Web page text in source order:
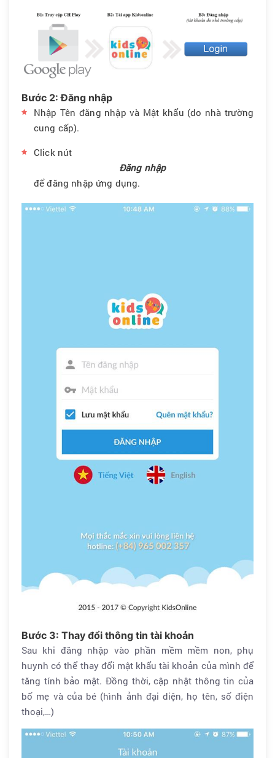
Bước 2: Đăng nhập
Nhập Tên đăng nhập và Mật khẩu (do nhà trường
cung cấp).
Click nút
Đăng nhập
để đăng nhập ứng dụng.
Bước 3: Thay đổi thông tin tài khoản
Sau khi đăng nhập vào phần mềm mềm non, phụ
huynh có thể thay đổi mật khẩu tài khoản của mình để
tăng tính bảo mật. Đồng thời, cập nhật thông tin của
bố mẹ và của bé (hình ảnh đại diện, họ tên, số điện
thoại,…)